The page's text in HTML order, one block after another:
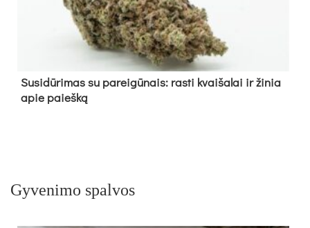
Su­si­dū­ri­mas su pa­rei­gū­nais: ras­ti kvai­ša­lai ir ži­nia
apie paieš­ką
Gyvenimo spalvos